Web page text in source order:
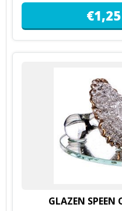
€1,25
GLAZEN SPEEN